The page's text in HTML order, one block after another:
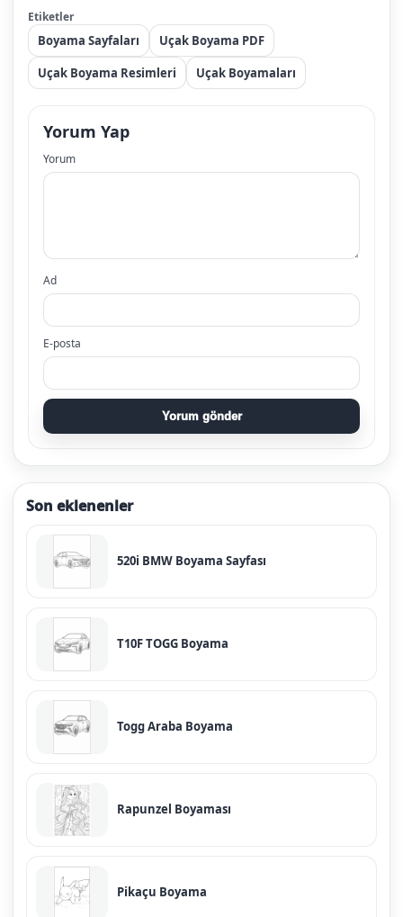
Etiketler
Boyama Sayfaları
Uçak Boyama PDF
Uçak Boyama Resimleri
Uçak Boyamaları
Yorum Yap
Yorum
Ad
E-posta
Yorum gönder
Son eklenenler
520i BMW Boyama Sayfası
T10F TOGG Boyama
Togg Araba Boyama
Rapunzel Boyaması
Pikaçu Boyama